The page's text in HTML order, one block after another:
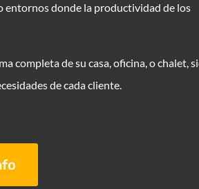
entornos donde la productividad de los
completa de su casa, oficina, o chalet,
de cada cliente.